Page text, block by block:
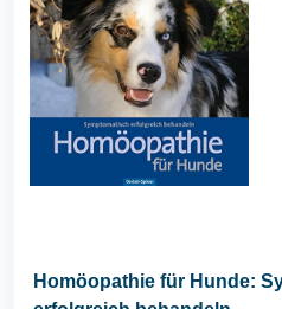
Homöopathie für Hunde: